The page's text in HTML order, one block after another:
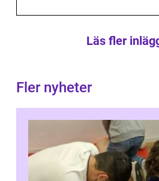
Läs fler
Fler nyheter